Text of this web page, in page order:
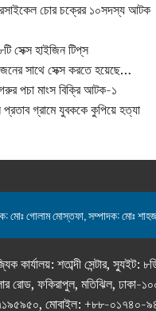
চোর চক্রের ১০সদস্য আটক
সেক্স হাইজিন টিপ্‌স
সাথে সেক্স করতে হয়েছে…
পচা মাংস বিক্রি আটক-১
প্রতাব গ্রামে যুবককে কুপিয়ে হত্যা
মোঃ গোলাম মোস্তফা, সম্পাদক: মোঃ
কার্যালয়: শতাব্দী সেন্টার,
রোড, ফকিরাপুল, মতিঝিল, ঢাকা-
মোবাইল: +৮৮-০১৭৪০-